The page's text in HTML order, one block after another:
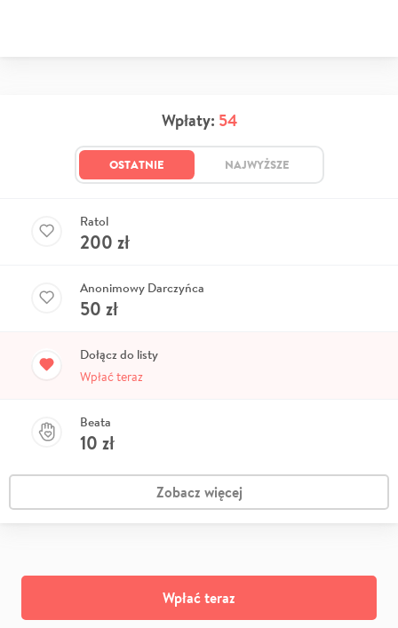
Wpłaty: 54
OSTATNIE NAJWYŻSZE
Ratol
200 zł
Anonimowy Darczyńca
50 zł
Dołącz do listy
Wpłać teraz
Beata
10 zł
Zobacz więcej
Wpłać teraz